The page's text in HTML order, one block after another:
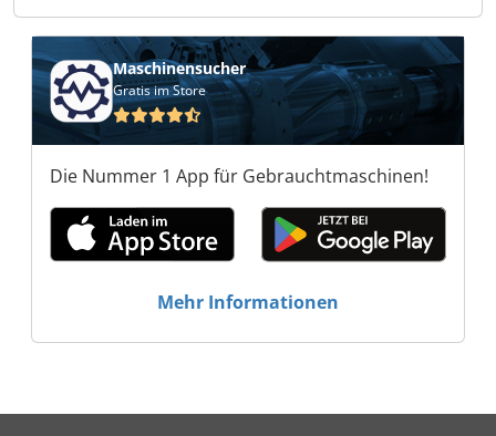
Van der Beek Machines Van der Beek Machines
Van der Beek Machines Van der Beek Machines
Maschinensucher
Gratis im Store
Die Nummer 1 App für Gebrauchtmaschinen!
Mehr Informationen